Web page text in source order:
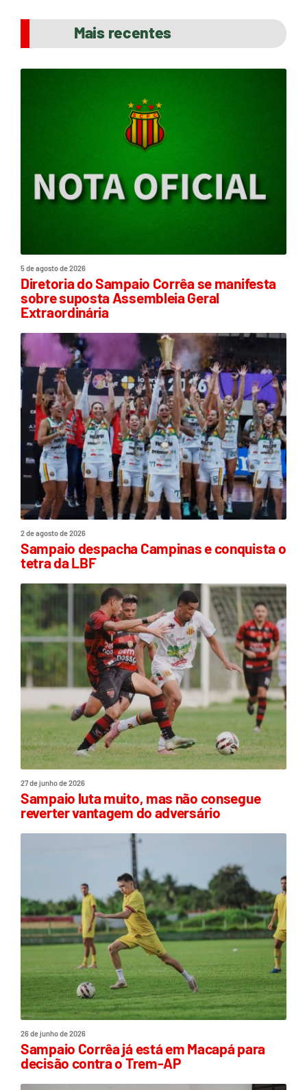
Mais recentes
5 de agosto de 2026
Diretoria do Sampaio Corrêa se manifesta
sobre suposta Assembleia Geral
Extraordinária
2 de agosto de 2026
Sampaio despacha Campinas e conquista o
tetra da LBF
27 de junho de 2026
Sampaio luta muito, mas não consegue
reverter vantagem do adversário
26 de junho de 2026
Sampaio Corrêa já está em Macapá para
decisão contra o Trem-AP